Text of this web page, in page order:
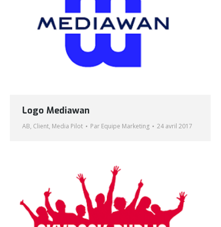
Logo Mediawan
AB, Client, Media Pilot Par Equipe Marketing 24 avril 2017